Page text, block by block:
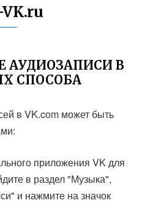
АУДИОЗАПИСИ В
СПОСОБА
в VK.com может быть
приложения VK для
в раздел "Музыка",
и нажмите на значок